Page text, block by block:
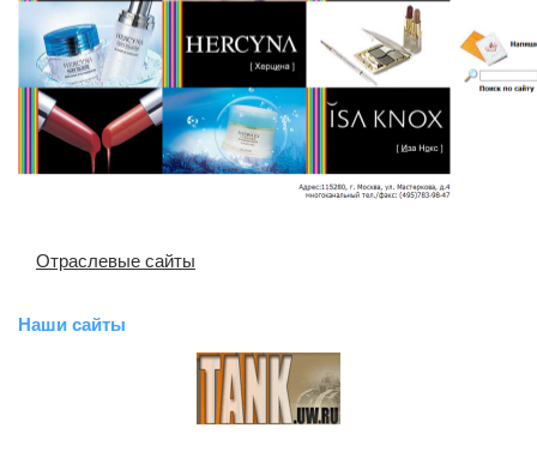
Отраслевые сайты
Наши сайты